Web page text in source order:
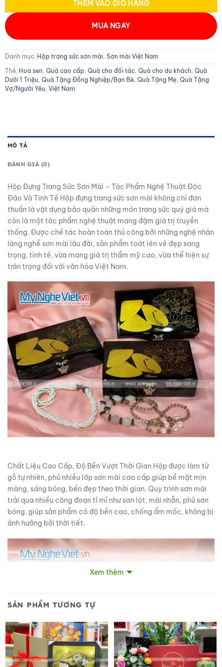
THÊM VÀO GIỎ HÀNG
MUA NGAY
Danh mục: Hộp trang sức sơn mài Sơn mài Việt Nam
Thẻ: Hoa sen Quà cao cấp Quà cho đối tác Quà cho du khách Quà
Dưới 1 Triệu Quà Tặng Đồng Nghiệp/Bạn Bè Quà Tặng Mẹ Quà Tặng
Vợ/Người Yêu Việt Nam
MÔ TẢ
ĐÁNH GIÁ (0)
Hộp Đựng Trang Sức Sơn Mài – Tác Phẩm Nghệ Thuật Độc
Đáo Và Tinh Tế Hộp đựng trang sức sơn mài không chỉ đơn
thuần là vật dụng bảo quản những món trang sức quý giá mà
còn là một tác phẩm nghệ thuật mang đậm giá trị truyền
thống. Được chế tác hoàn toàn thủ công bởi những nghệ nhân
làng nghề sơn mài lâu đời, sản phẩm toát lên vẻ đẹp sang
trọng, tinh tế, vừa mang giá trị thẩm mỹ cao, vừa thể hiện sự
trân trọng đối với văn hóa Việt Nam.
Chất Liệu Cao Cấp, Độ Bền Vượt Thời Gian Hộp được làm từ
gỗ tự nhiên, phủ nhiều lớp sơn mài cao cấp giúp bề mặt mịn
màng, sáng bóng, bền đẹp theo thời gian. Quy trình sơn mài
trải qua nhiều công đoạn tỉ mỉ như sơn lót, mài nhẵn, phủ sơn
bóng, giúp sản phẩm có độ bền cao, chống ẩm mốc, không bị
ảnh hưởng bởi thời tiết.
Xem thêm
SẢN PHẨM TƯƠNG TỰ